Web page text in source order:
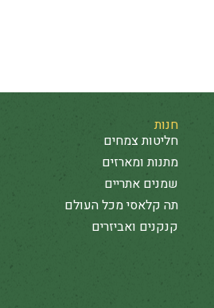
חנות
חליטות צמחים
מתנות ומארזים
שמנים אתריים
תה קלאסי מכל העולם
קנקנים ואביזרים